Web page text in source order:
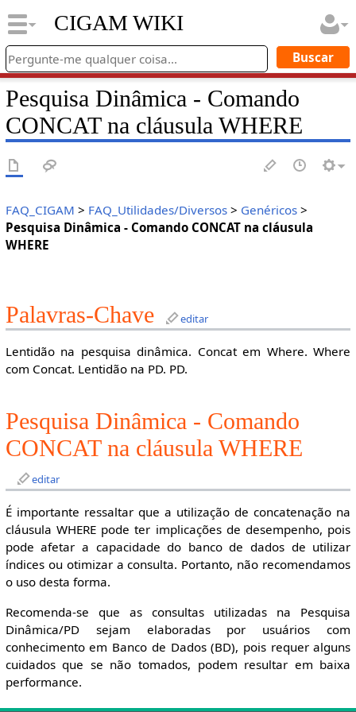
CIGAM WIKI
Pesquisa Dinâmica - Comando
CONCAT na cláusula WHERE
FAQ_CIGAM > FAQ_Utilidades/Diversos> Genéricos>
Pesquisa Dinâmica - Comando CONCAT na cláusula
WHERE
Palavras-Chave editar
Lentidão na pesquisa dinâmica. Concat em Where. Where
com Concat. Lentidão na PD. PD.
Pesquisa Dinâmica - Comando
CONCAT na cláusula WHERE
editar
É importante ressaltar que a utilização de concatenação na
cláusula WHERE pode ter implicações de desempenho, pois
pode afetar a capacidade do banco de dados de utilizar
índices ou otimizar a consulta. Portanto, não recomendamos
o uso desta forma.
Recomenda-se que as consultas utilizadas na Pesquisa
Dinâmica/PD sejam elaboradas por usuários com
conhecimento em Banco de Dados (BD), pois requer alguns
cuidados que se não tomados, podem resultar em baixa
performance.